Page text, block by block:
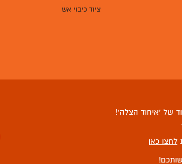
ציוד כיבוי אש
של ‘איחוד הצלה’!
.
לחצו כאן